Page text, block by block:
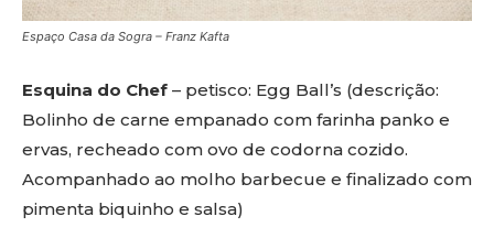
Espaço Casa da Sogra – Franz Kafta
Esquina do Chef – petisco: Egg Ball’s (descrição:
Bolinho de carne empanado com farinha panko e
ervas, recheado com ovo de codorna cozido.
Acompanhado ao molho barbecue e finalizado com
pimenta biquinho e salsa)